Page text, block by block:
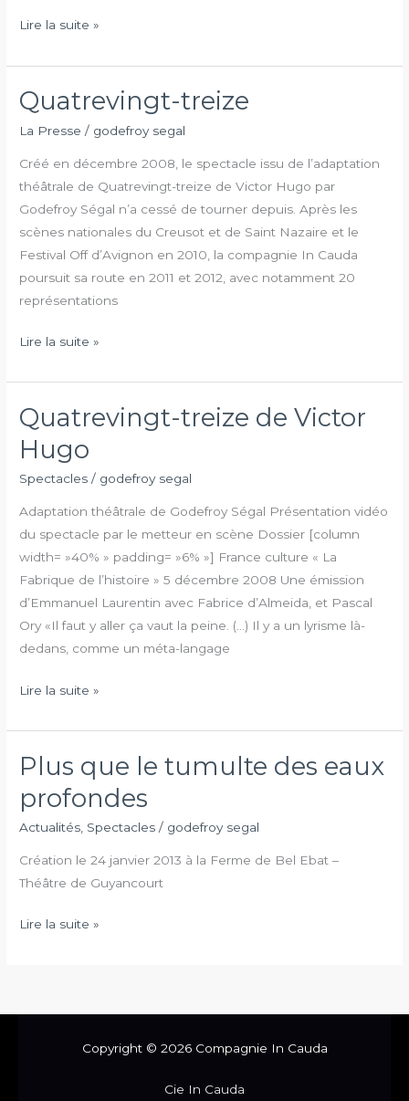
Lire la suite »
Quatrevingt-treize
La Presse / godefroy segal
Créé en décembre 2008, le spectacle issu de l’adaptation
théâtrale de Quatrevingt-treize de Victor Hugo par
Godefroy Ségal n’a cessé de tourner depuis. Après les
scènes nationales du Creusot et de Saint Nazaire et le
Festival Off d’Avignon en 2010, la compagnie In Cauda
poursuit sa route en 2011 et 2012, avec notamment 20
représentations
Quatrevingt-
treize
Lire la suite »
Quatrevingt-treize de Victor
Hugo
Spectacles / godefroy segal
Adaptation théâtrale de Godefroy Ségal Présentation vidéo
du spectacle par le metteur en scène Dossier [column
width= »40% » padding= »6% »] France culture « La
Fabrique de l’histoire » 5 décembre 2008 Une émission
d’Emmanuel Laurentin avec Fabrice d’Almeida, et Pascal
Ory «Il faut y aller ça vaut la peine. (…) Il y a un lyrisme là-
dedans, comme un méta-langage
Quatrevingt-
treize
de
Victor
Lire la suite »
Plus que le tumulte des eaux
profondes
Actualités Spectacles / godefroy segal
Création le 24 janvier 2013 à la Ferme de Bel Ebat –
Théâtre de Guyancourt
Plus
le
tumulte
Lire la suite »
Copyright © 2026 Compagnie In Cauda
Cie In Cauda